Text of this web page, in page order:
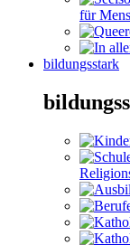
für
bildungsstark